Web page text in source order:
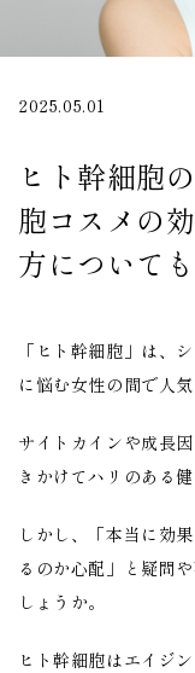
2025.05.01
ヒト幹細胞
胞コスメの
方について
「ヒト幹細胞」は、
に悩む女性の間で人気
サイトカインや成長
きかけてハリのある
しかし、「本当に効
るのか心配」と疑問
しょうか。
ヒト幹細胞はエイジ